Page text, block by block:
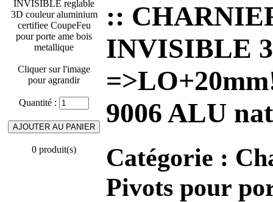
Cliquer sur l'image
pour agrandir
Quantité :
0 produit(s)
::
INVISIBLE
9006 ALU
Catégorie :
Pivots pour